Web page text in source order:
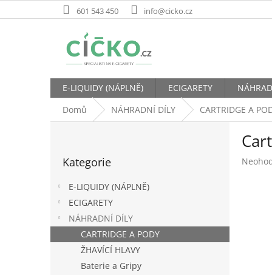
na
601 543 450 info@cicko.cz
E-LIQUIDY (NÁPLNĚ) ECIGARETY
Domů
NÁHRADNÍ DÍLY CARTRIDGE A
kategorie
Kategorie
E-LIQUIDY (NÁPLNĚ)
ECIGARETY
NÁHRADNÍ DÍLY
CARTRIDGE A PODY
ŽHAVÍCÍ HLAVY
Baterie a Gripy